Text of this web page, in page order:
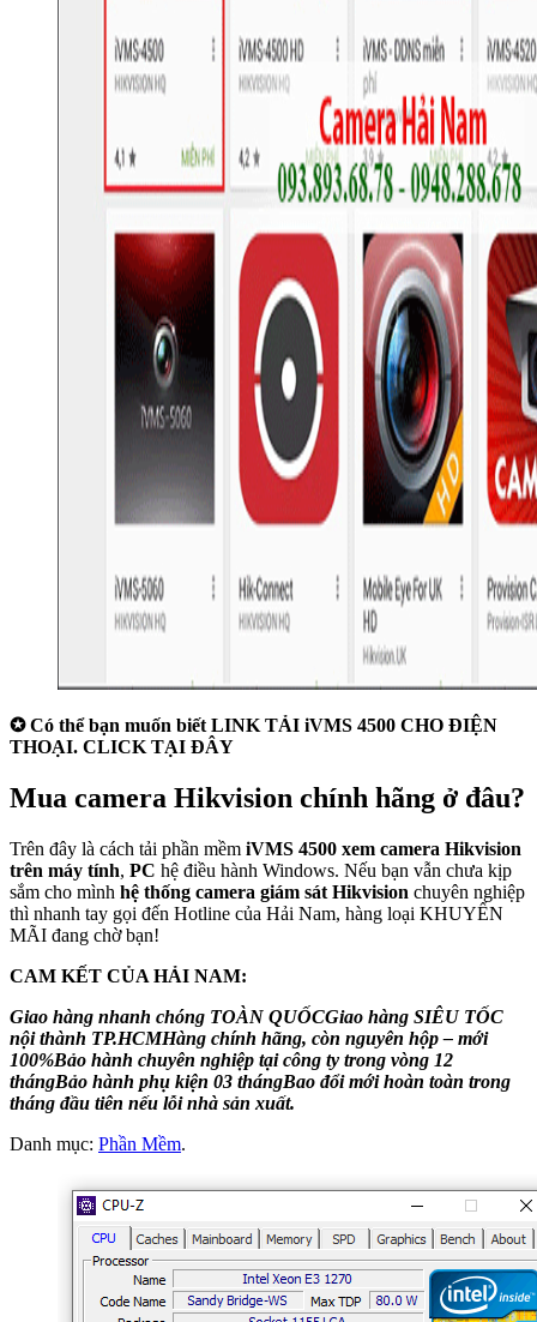
✪ Có thể bạn muốn biết LINK TẢI iVMS 4500 CHO ĐIỆN
THOẠI. CLICK TẠI ĐÂY
Mua camera Hikvision chính hãng ở đâu?
Trên đây là cách tải phần mềm iVMS 4500 xem camera Hikvision
trên máy tính, PC hệ điều hành Windows. Nếu bạn vẫn chưa kịp
sắm cho mình hệ thống camera giám sát Hikvision chuyên nghiệp
thì nhanh tay gọi đến Hotline của Hải Nam, hàng loại KHUYẾN
MÃI đang chờ bạn!
CAM KẾT CỦA HẢI NAM:
Giao hàng nhanh chóng TOÀN QUỐCGiao hàng SIÊU TỐC
nội thành TP.HCMHàng chính hãng, còn nguyên hộp – mới
100%Bảo hành chuyên nghiệp tại công ty trong vòng 12
thángBảo hành phụ kiện 03 thángBao đổi mới hoàn toàn trong
tháng đầu tiên nếu lỗi nhà sản xuất.
Danh mục: Phần Mềm.